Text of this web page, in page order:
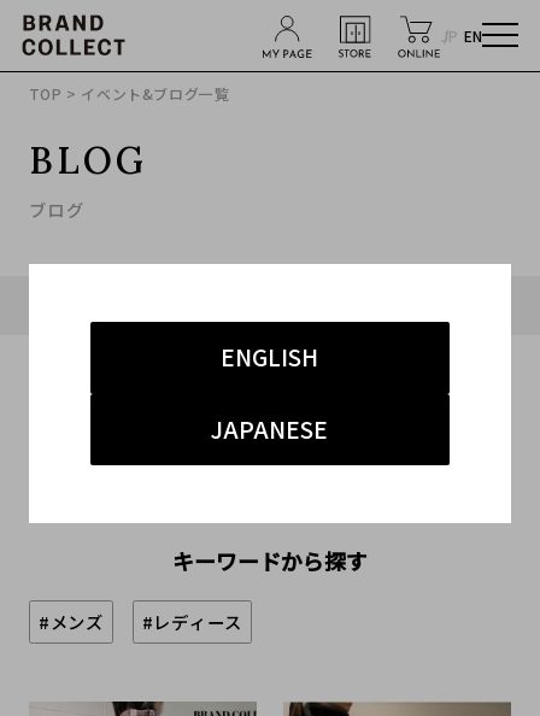
JP EN
ENGLISH
JAPANESE
TOP > イベント&ブログ一覧
BLOG
ブログ
キーワードから探す
#メンズ #レディース